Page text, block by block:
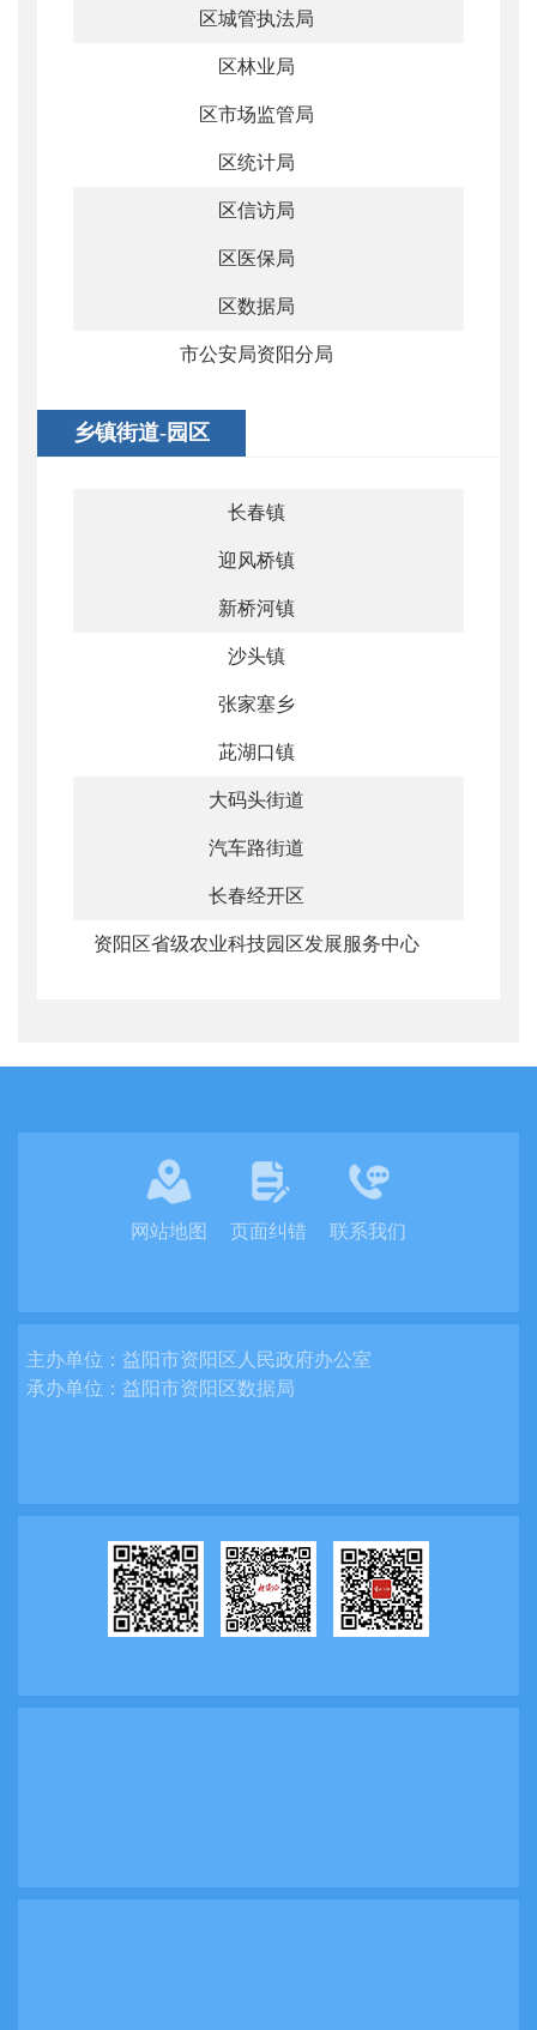
区城管执法局
区林业局
区市场监管局
区统计局
区信访局
区医保局
区数据局
市公安局资阳分局
乡镇街道-园区
长春镇
迎风桥镇
新桥河镇
沙头镇
张家塞乡
茈湖口镇
大码头街道
汽车路街道
长春经开区
资阳区省级农业科技园区发展服务中心
网站地图 页面纠错 联系我们
主办单位： 益阳市资阳区人民政府办公室
承办单位： 益阳市资阳区数据局